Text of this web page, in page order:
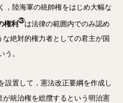
，陸海軍の統帥権をはじめ大幅な
権利③は法律の範囲内でのみ認め
な絶対的権力者としての君主が国
う。
設置して，憲法改正要綱を作成し
統治権を総攬するという明治憲